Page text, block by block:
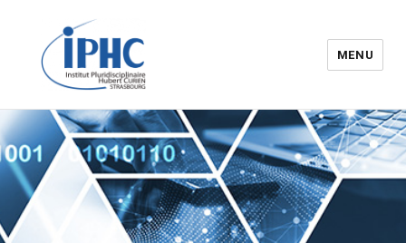
Institut pluridisciplinaire Hubert
Curien – IPHC
MENU